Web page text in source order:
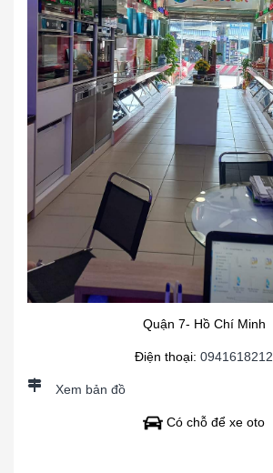
Quận 7- Hồ Chí Minh
Điện thoại: 0941618212
Xem bản đồ
Có chỗ để xe oto